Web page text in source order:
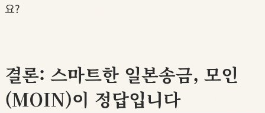
요?
결론: 스마트한 일본송금, 모인
(MOIN)이 정답입니다